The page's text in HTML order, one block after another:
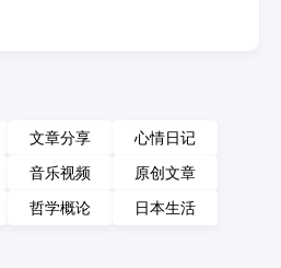
文章分享
心情日记
音乐视频
原创文章
哲学概论 日本生活